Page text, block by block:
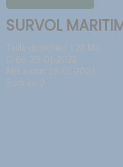
SURVOL
Taille du fichier: 1.22 Mo
Créé: 29-01-2022
Mis à jour: 29-01-2022
Succès: 2